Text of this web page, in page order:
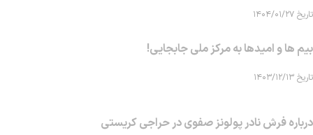
تاریخ ۱۴۰۴/۰۱/۲۷
بیم ها و امیدها به مرکز ملی جابجایی!
تاریخ ۱۴۰۳/۱۲/۱۳
درباره فرش نادر پولونز صفوی در حراجی کریستی